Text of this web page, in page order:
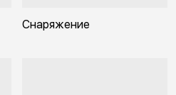
Снаряжение